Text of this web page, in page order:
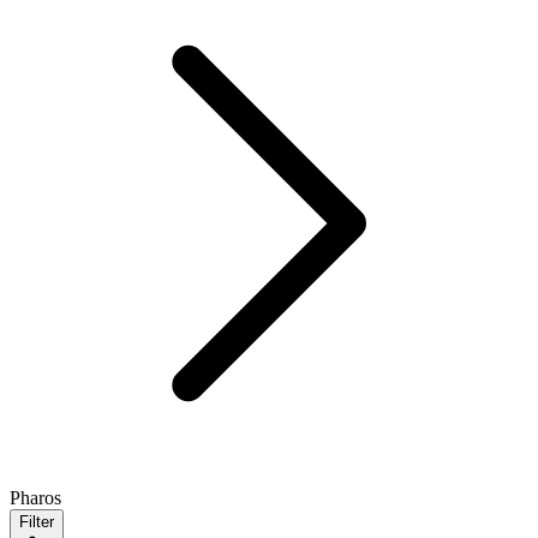
Pharos
Filter